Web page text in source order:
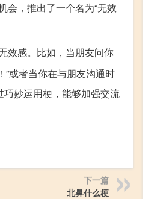
会，推出了一个名为“无效
效感。比如，当朋友问你
”或者当你在与朋友沟通时
巧妙运用梗，能够加强交流
下一篇
北鼻什么梗